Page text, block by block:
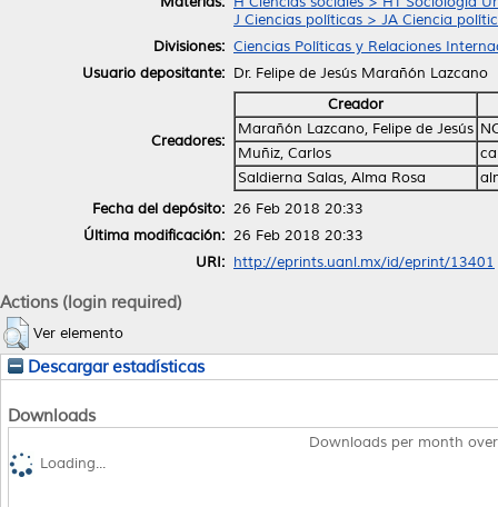
J Ciencias políticas > JA Ciencia
Divisiones: Ciencias Políticas y Relaciones
Usuario depositante: Dr. Felipe de Jesús Marañón Lazcano
Creadores:
Creador
Marañón Lazcano, Felipe de Jesús
Muñiz, Carlos
Saldierna Salas, Alma Rosa
Fecha del depósito: 26 Feb 2018 20:33
Última modificación: 26 Feb 2018 20:33
URI: http://eprints.uanl.mx/id/eprint/13401
Actions (login required)
Ver elemento
Descargar estadísticas
Downloads
Downloads per month
Loading...